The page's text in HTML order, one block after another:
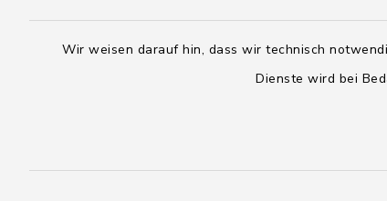
Wir weisen darauf hin, dass wir technisch
Dienste wird bei
Peppol-ID: 0204:01-Kommunen-
rechnung@amt-boostedt-